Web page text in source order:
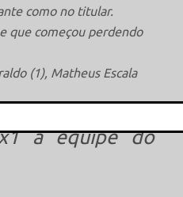
como no titular.
que começou perdendo
(1), Matheus Escala
a equipe do
will close in:15